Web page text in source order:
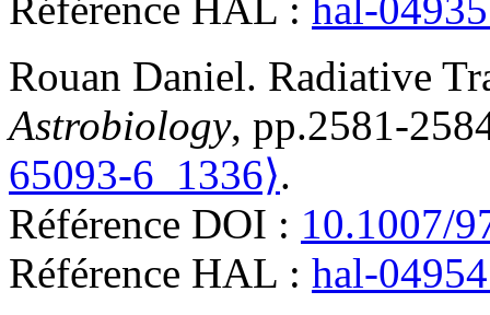
Référence HAL : hal-
Rouan Daniel. Radiative
Astrobiology, pp.2581-
65093-6_1336⟩.
Référence DOI : 10.1007/
Référence HAL : hal-